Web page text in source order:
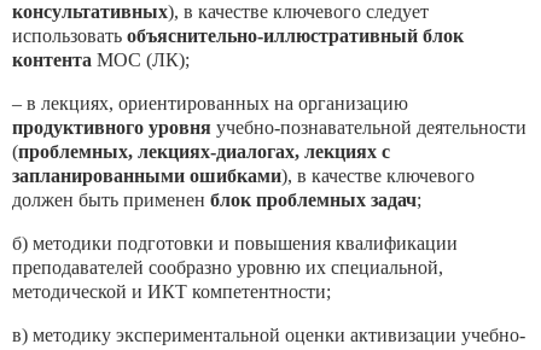
консультативных), в качестве ключевого следует
использовать объяснительно-иллюстративный блок
контента МОС (ЛК);
– в лекциях, ориентированных на организацию
продуктивного уровня учебно-познавательной деятельности
(проблемных, лекциях-диалогах, лекциях с
запланированными ошибками), в качестве ключевого
должен быть применен блок проблемных задач;
б) методики подготовки и повышения квалификации
преподавателей сообразно уровню их специальной,
методической и ИКТ компетентности;
в) методику экспериментальной оценки активизации учебно-